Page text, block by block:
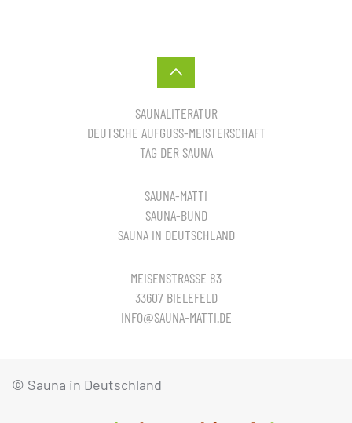
SAUNALITERATUR
DEUTSCHE AUFGUSS-MEISTERSCHAFT
TAG DER SAUNA
SAUNA-MATTI
SAUNA-BUND
SAUNA IN DEUTSCHLAND
MEISENSTRASSE 83
33607 BIELEFELD
INFO@SAUNA-MATTI.DE
© Sauna in Deutschland